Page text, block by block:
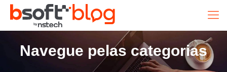
Navegue pelas categorias